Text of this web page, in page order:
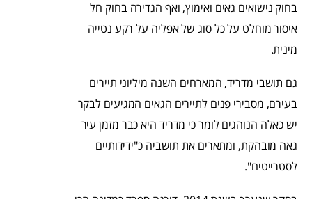
בחוק נישואים גאים ואימוץ, ואף הגדירה בחוק חל
איסור מוחלט על כל סוג של אפליה על רקע נטייה
מינית.
גם תושבי מדריד, המארחים השנה מיליוני תיירים
בעירם, מסבירי פנים לתיירים הגאים המגיעים לבקר
יש כאלה הנוהגים לומר כי מדריד היא כבר מזמן עיר
גאה מובהקת, ומתארים את תושביה כ"ידידותיים
לסטרייטים".